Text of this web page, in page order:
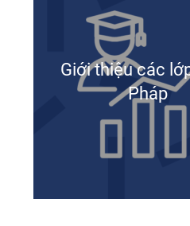
Giới thiệu các
Pháp
Hà Nội
Đà Nẵng